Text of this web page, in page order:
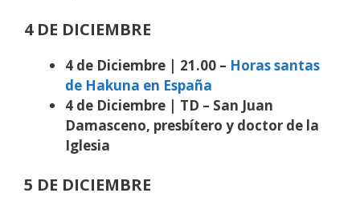
4 DE DICIEMBRE
4 de Diciembre | 21.00 – Horas santas
de Hakuna en España
4 de Diciembre | TD – San Juan
Damasceno, presbítero y doctor de la
Iglesia
5 DE DICIEMBRE